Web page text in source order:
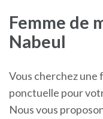
Femme de
Nabeul
Vous cherchez une
ponctuelle pour
Nous vous